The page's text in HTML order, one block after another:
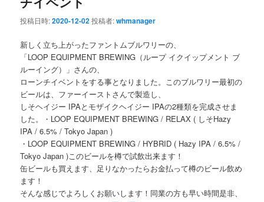
投稿日時:2020-12-02投稿者:whmanager
新しく立ち上がったファントムブルワリーの、
「LOOP EQUIPMENT BREWING（ループ イクイップメント ブ
ルーイング）」さんの、
ローンチイベントをする事となりました。このブルワリー最初の
ビールは、ファーイーストさんで製造し、
しそヘイジー IPAとモザイクヘイジー IPAの2種類を完成させま
した。・LOOP EQUIPMENT BREWING / RELAX ( しそHazy
IPA / 6.5% / Tokyo Japan )
・LOOP EQUIPMENT BREWING / HYBRID ( Hazy IPA / 6.5% /
Tokyo Japan )このビールを樽で試飲出来ます！
缶ビールも買えます、足りなかったらお金払って樽のビール飲め
ます！
そんな感じでよろしくお願いします！同業の方も早い時間是非、